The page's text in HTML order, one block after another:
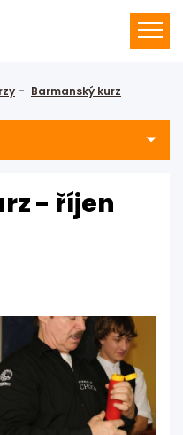
Barmanský kurz
- říjen